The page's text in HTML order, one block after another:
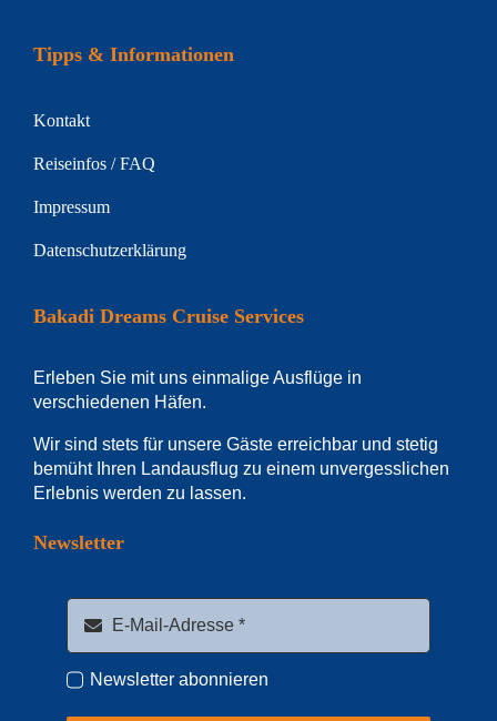
Tipps & Informationen
Kontakt
Reiseinfos / FAQ
Impressum
Datenschutzerklärung
Bakadi Dreams Cruise Services
Erleben Sie mit uns einmalige Ausflüge in
verschiedenen Häfen.
Wir sind stets für unsere Gäste erreichbar und stetig
bemüht Ihren Landausflug zu einem unvergesslichen
Erlebnis werden zu lassen.
Newsletter
Newsletter abonnieren